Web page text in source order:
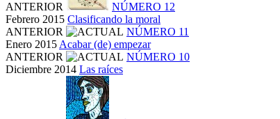
ANTERIOR
NÚMERO 12
Febrero 2015 Clasificando la moral
ANTERIOR
NÚMERO 11
Enero 2015 Acabar (de) empezar
ANTERIOR
NÚMERO 10
Diciembre 2014 Las raíces